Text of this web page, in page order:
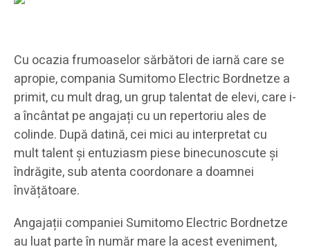
Cu ocazia frumoaselor sărbători de iarnă care se
apropie, compania Sumitomo Electric Bordnetze a
primit, cu mult drag, un grup talentat de elevi, care i-
a încântat pe angajați cu un repertoriu ales de
colinde. După datină, cei mici au interpretat cu
mult talent și entuziasm piese binecunoscute și
îndrăgite, sub atenta coordonare a doamnei
învățătoare.
Angajații companiei Sumitomo Electric Bordnetze
au luat parte în număr mare la acest eveniment,